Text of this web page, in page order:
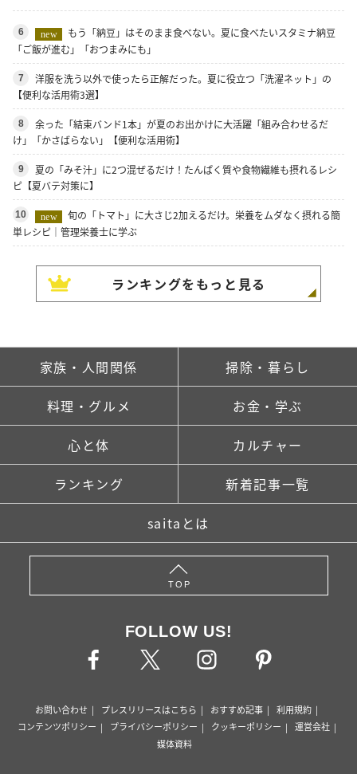
6 new
もう「納豆」はそのまま食べない。夏に食べたいスタミナ納豆
「ご飯が進む」「おつまみにも」
7
洋服を洗う以外で使ったら正解だった。夏に役立つ「洗濯ネット」の
【便利な活用術3選】
8
余った「結束バンド1本」が夏のお出かけに大活躍「組み合わせるだ
け」「かさばらない」【便利な活用術】
9
夏の「みそ汁」に2つ混ぜるだけ！たんぱく質や食物繊維も摂れるレシ
ピ【夏バテ対策に】
10 new
旬の「トマト」に大さじ2加えるだけ。栄養をムダなく摂れる簡
単レシピ｜管理栄養士に学ぶ
ランキングをもっと見る
家族・人間関係 掃除・暮らし
料理・グルメ お金・学ぶ
心と体 カルチャー
ランキング 新着記事一覧
saitaとは
TOP
FOLLOW US!
お問い合わせ プレスリリースはこちら おすすめ記事
利用規約
コンテンツポリシー
プライバシーポリシー クッキーポリシー
運営会社
媒体資料